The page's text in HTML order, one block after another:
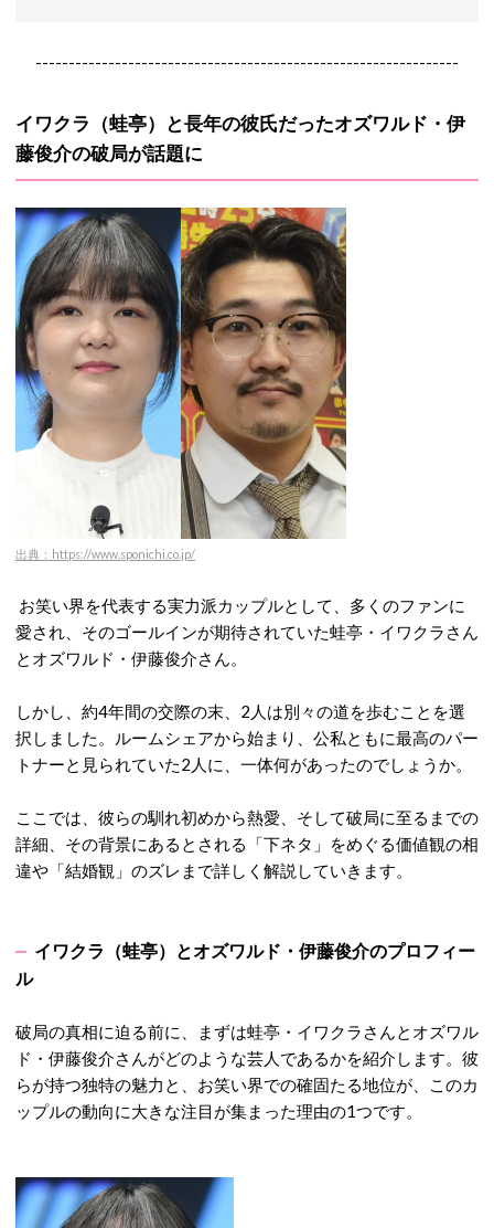
----------------------------------------------------------------
イワクラ（蛙亭）と長年の彼氏だったオズワルド・伊
藤俊介の破局が話題に
出典：https://www.sponichi.co.jp/
お笑い界を代表する実力派カップルとして、多くのファンに
愛され、そのゴールインが期待されていた蛙亭・イワクラさん
とオズワルド・伊藤俊介さん。
しかし、約4年間の交際の末、2人は別々の道を歩むことを選
択しました。ルームシェアから始まり、公私ともに最高のパー
トナーと見られていた2人に、一体何があったのでしょうか。
ここでは、彼らの馴れ初めから熱愛、そして破局に至るまでの
詳細、その背景にあるとされる「下ネタ」をめぐる価値観の相
違や「結婚観」のズレまで詳しく解説していきます。
イワクラ（蛙亭）とオズワルド・伊藤俊介のプロフィー
ル
破局の真相に迫る前に、まずは蛙亭・イワクラさんとオズワル
ド・伊藤俊介さんがどのような芸人であるかを紹介します。彼
らが持つ独特の魅力と、お笑い界での確固たる地位が、このカ
ップルの動向に大きな注目が集まった理由の1つです。